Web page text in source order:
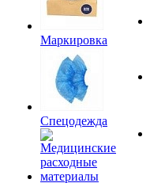
Маркировка
Спецодежда